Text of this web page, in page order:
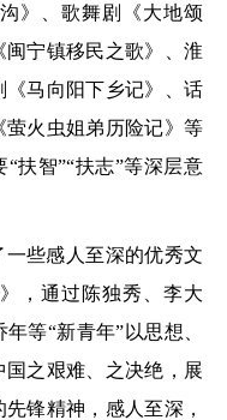
》、歌舞剧《大地颂
宁镇移民之歌》、淮
马向阳下乡记》、话
火虫姐弟历险记》等
扶智”“扶志”等深层意
些感人至深的优秀文
，通过陈独秀、李大
等“新青年”以思想、
之艰难、之决绝，展
锋精神，感人至深，